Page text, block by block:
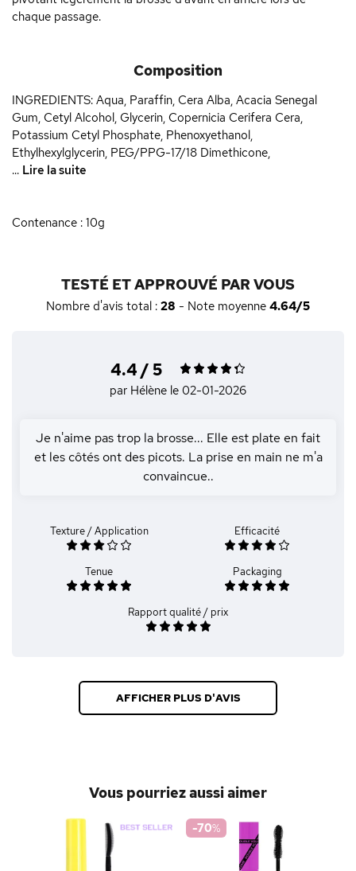
chaque passage.
Composition
INGREDIENTS: Aqua, Paraffin, Cera Alba, Acacia Senegal
Gum, Cetyl Alcohol, Glycerin, Copernicia Cerifera Cera,
Potassium Cetyl Phosphate, Phenoxyethanol,
Ethylhexylglycerin, PEG/PPG-17/18 Dimethicone,
... Lire la suite
Contenance : 10g
TESTÉ ET APPROUVÉ PAR VOUS
Nombre d'avis total : 28 - Note moyenne 4.64/5
4.4 / 5
par Hélène le 02-01-2026
Je n'aime pas trop la brosse... Elle est plate en fait
et les côtés ont des picots. La prise en main ne m'a
convaincue..
Texture / Application Efficacité
Tenue Packaging
Rapport qualité / prix
AFFICHER PLUS D'AVIS
Vous pourriez aussi aimer
-70%